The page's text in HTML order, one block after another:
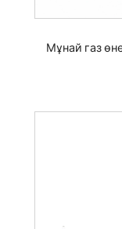
Мұнай газ